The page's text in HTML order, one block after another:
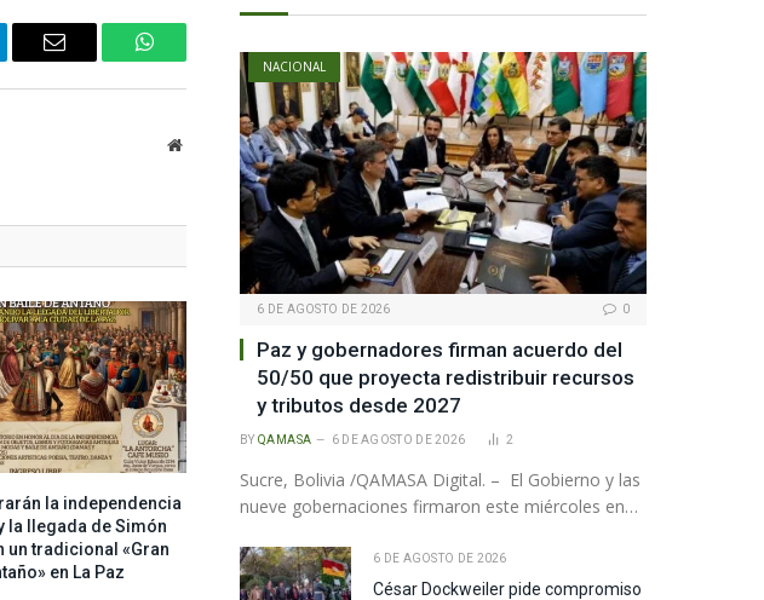
Email WhatsApp
Website
la independencia
la llegada de Simón
un tradicional «Gran
en La Paz
NACIONAL
6 DE AGOSTO DE 2026 0
Paz y gobernadores firman acuerdo del
50/50 que proyecta redistribuir recursos
y tributos desde 2027
BY QAMASA 6 DE AGOSTO DE 2026 2
Sucre, Bolivia /QAMASA Digital. – El Gobierno y las
nueve gobernaciones firmaron este miércoles en…
6 DE AGOSTO DE 2026
César Dockweiler pide compromiso